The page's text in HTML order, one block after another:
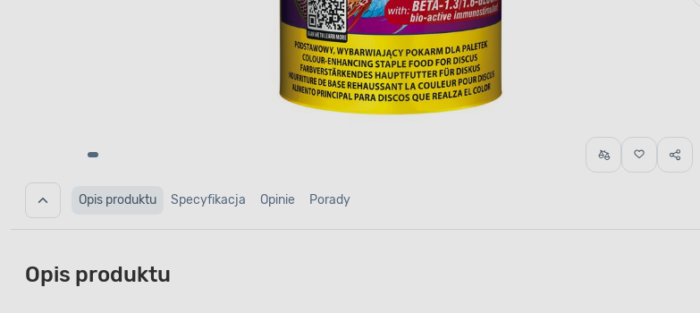
Opis produktu Specyfikacja Opinie Porady
Opis produktu